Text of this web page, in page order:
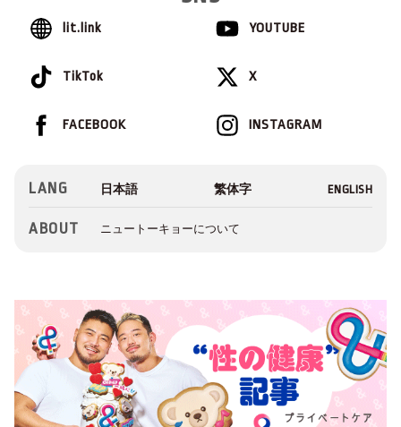
lit.link YOUTUBE
TikTok X
INSTAGRAM
FACEBOOK
LANG
ABOUT ニュートーキョーについて